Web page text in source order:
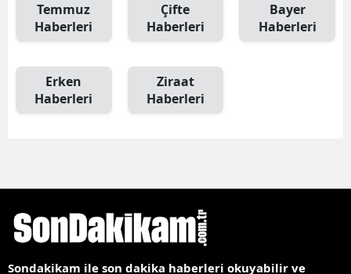
Temmuz
Haberleri
Çifte
Haberleri
Bayer
Haberleri
Erken
Haberleri
Ziraat
Haberleri
Sondakikam ile son dakika haberleri okuyabilir ve